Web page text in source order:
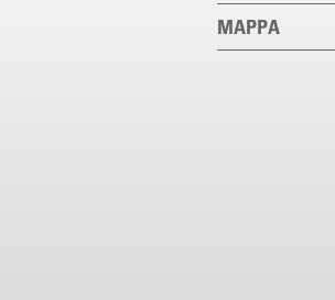
MAPPA